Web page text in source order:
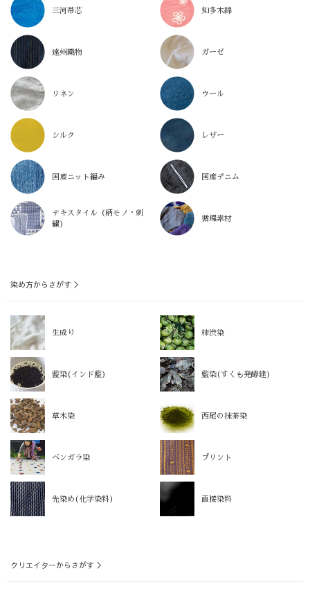
三河帯芯 知多木綿
遠州織物 ガーゼ
リネン ウール
シルク レザー
国産ニット編み 国産デニム
テキスタイル（柄モノ・刺
繍）
循環素材
染め方からさがす ＞
生成り 柿渋染
藍染(インド藍) 藍染(すくも発酵建)
草木染 西尾の抹茶染
ベンガラ染 プリント
先染め(化学染料) 直接染料
クリエイターからさがす ＞